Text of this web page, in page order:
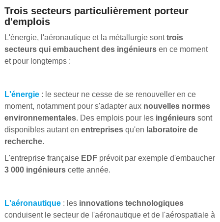
Trois secteurs particulièrement porteur
d'emplois
L'énergie, l'aéronautique et la métallurgie sonttrois
secteurs qui embauchent des ingénieursen ce moment
et pour longtemps :
L'énergie : le secteur ne cesse de se renouveller en ce
moment, notamment pour s'adapter auxnouvelles normes
environnementales. Des emplois pour les ingénieurssont
disponibles autant en entreprisesqu'en laboratoire de
recherche.
L'entreprise françaiseEDF prévoit par exemple d'embaucher
3 000 ingénieurscette année.
L'aéronautique: les innovations technologiques
conduisent le secteur de l'aéronautique et de l'aérospatiale à